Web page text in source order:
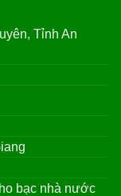
Tỉnh An
bạc nhà nước